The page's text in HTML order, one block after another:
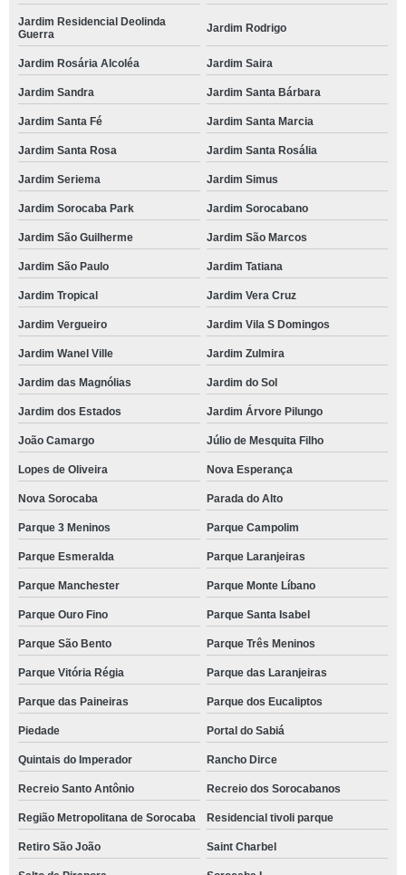
Jardim Residencial Deolinda
Guerra
Jardim Rodrigo
Jardim Rosária Alcoléa Jardim Saira
Jardim Sandra Jardim Santa Bárbara
Jardim Santa Fé Jardim Santa Marcia
Jardim Santa Rosa Jardim Santa Rosália
Jardim Seriema Jardim Simus
Jardim Sorocaba Park Jardim Sorocabano
Jardim São Guilherme Jardim São Marcos
Jardim São Paulo Jardim Tatiana
Jardim Tropical Jardim Vera Cruz
Jardim Vergueiro Jardim Vila S Domingos
Jardim Wanel Ville Jardim Zulmira
Jardim das Magnólias Jardim do Sol
Jardim dos Estados Jardim Árvore Pilungo
João Camargo Júlio de Mesquita Filho
Lopes de Oliveira Nova Esperança
Nova Sorocaba Parada do Alto
Parque 3 Meninos Parque Campolim
Parque Esmeralda Parque Laranjeiras
Parque Manchester Parque Monte Líbano
Parque Ouro Fino Parque Santa Isabel
Parque São Bento Parque Três Meninos
Parque Vitória Régia Parque das Laranjeiras
Parque das Paineiras Parque dos Eucaliptos
Piedade Portal do Sabiá
Quintais do Imperador Rancho Dirce
Recreio Santo Antônio Recreio dos Sorocabanos
Região Metropolitana de Sorocaba Residencial tivoli parque
Retiro São João Saint Charbel